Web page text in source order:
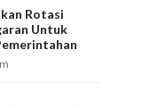
Rotasi
Untuk